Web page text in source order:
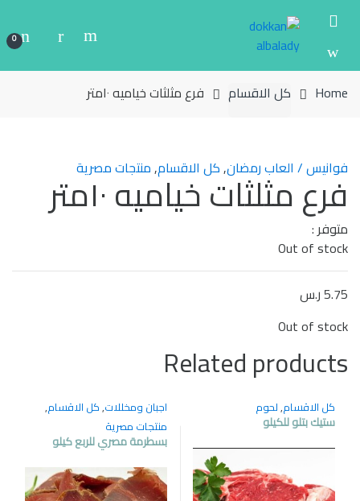
navigation
content
0
Home كل الاقسام فرع مثلثات خياميه ١٠متر
فوانيس / العاب رمضان,كل الاقسام,منتجات مصريةفرع مثلثات خياميه ١٠متر
متوفر :
Out of stock
5.75ر.س
Out of stock
Related products
كل الاقسام,لحوم
ستيك بتلو للكيلو
اجبان ومخللات,كل الاقسام,
منتجات مصرية
بسطرمة مصري للربع كيلو